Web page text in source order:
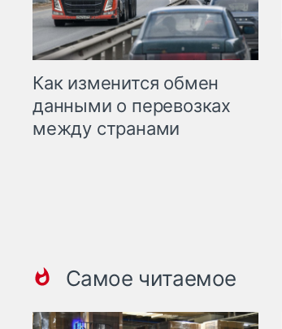
Как изменится обмен
данными о перевозках
между странами
Самое читаемое